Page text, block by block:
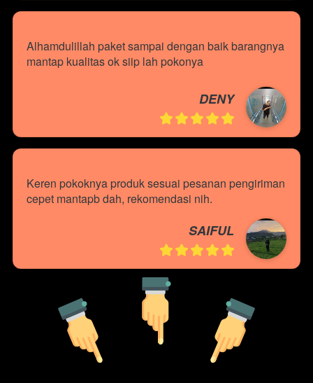
Alhamdulillah paket sampai dengan baik barangnya
mantap kualitas ok siip lah pokonya
DENY
Keren pokoknya produk sesuai pesanan pengiriman
cepet mantapb dah, rekomendasi nih.
SAIFUL